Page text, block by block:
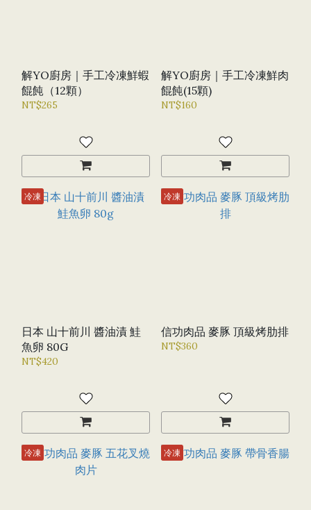
解YO廚房｜手工冷凍鮮蝦
餛飩（12顆）
NT$265
解YO廚房｜手工冷凍鮮肉
餛飩(15顆)
NT$160
冷凍
日本 山十前川 醬油漬 鮭
魚卵 80G
NT$420
冷凍
信功肉品 麥豚 頂級烤肋排
NT$360
冷凍 冷凍